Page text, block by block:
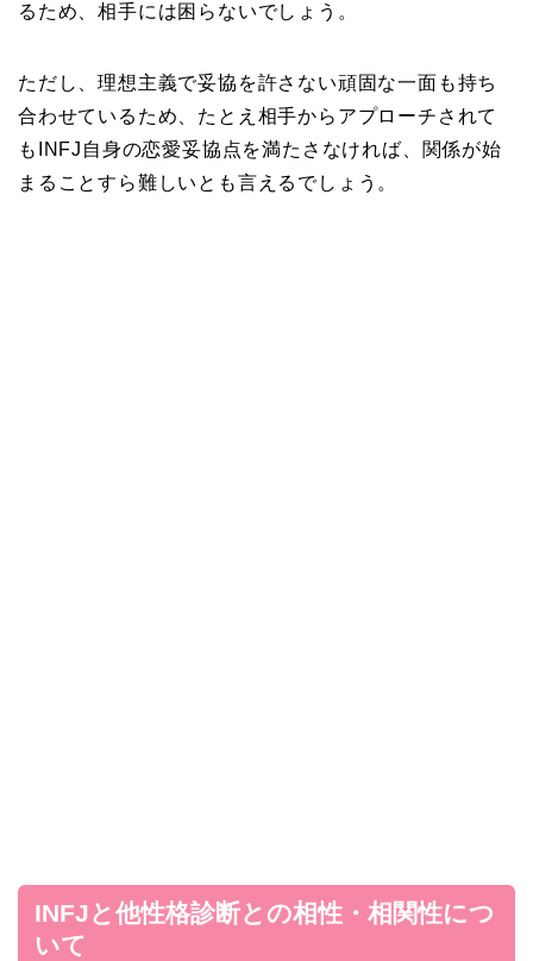
るため、相手には困らないでしょう。
ただし、理想主義で妥協を許さない頑固な一面も持ち
合わせているため、たとえ相手からアプローチされて
もINFJ自身の恋愛妥協点を満たさなければ、関係が始
まることすら難しいとも言えるでしょう。
INFJと他性格診断との相性・相関性につ
いて